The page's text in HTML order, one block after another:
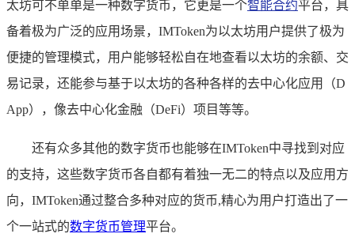
太坊可不单单是一种数字货币，它更是一个智能合约平台，具
备着极为广泛的应用场景，IMToken为以太坊用户提供了极为
便捷的管理模式，用户能够轻松自在地查看以太坊的余额、交
易记录，还能参与基于以太坊的各种各样的去中心化应用（D
App），像去中心化金融（DeFi）项目等等。
还有众多其他的数字货币也能够在IMToken中寻找到对应
的支持，这些数字货币各自都有着独一无二的特点以及应用方
向，IMToken通过整合多种对应的货币,精心为用户打造出了一
个一站式的数字货币管理平台。